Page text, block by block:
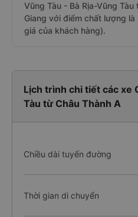
Vũng Tàu - Bà Rịa-Vũng
Giang với điểm chất lượng
giá của khách hàng).
Lịch trình chi tiết các xe
Tàu từ Châu Thành A
Chiều dài tuyến đường
Thời gian di chuyển